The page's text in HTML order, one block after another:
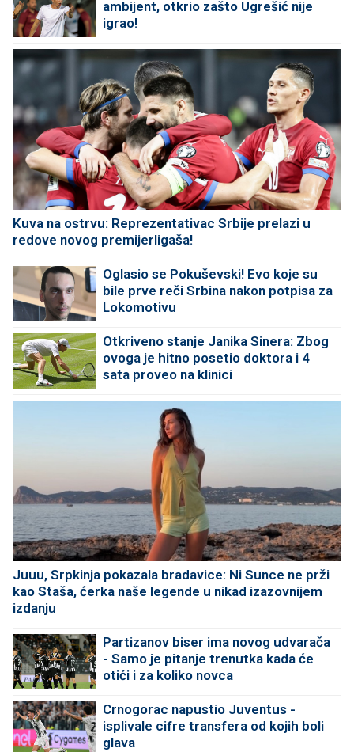
ambijent, otkrio zašto Ugrešić nije
igrao!
Kuva na ostrvu: Reprezentativac Srbije prelazi u
redove novog premijerligaša!
Oglasio se Pokuševski! Evo koje su
bile prve reči Srbina nakon potpisa za
Lokomotivu
Otkriveno stanje Janika Sinera: Zbog
ovoga je hitno posetio doktora i 4
sata proveo na klinici
Juuu, Srpkinja pokazala bradavice: Ni Sunce ne prži
kao Staša, ćerka naše legende u nikad izazovnijem
izdanju
Partizanov biser ima novog udvarača
- Samo je pitanje trenutka kada će
otići i za koliko novca
Crnogorac napustio Juventus -
isplivale cifre transfera od kojih boli
glava